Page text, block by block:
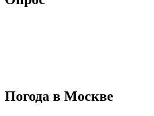
Погода в Москве